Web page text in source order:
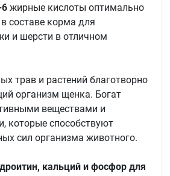
жирные кислоты оптимально
составе корма для
и шерсти в отличном
трав и растений благотворно
организм щенка. Богат
веществами и
которые способствуют
сил организма животного.
, кальций и фосфор для